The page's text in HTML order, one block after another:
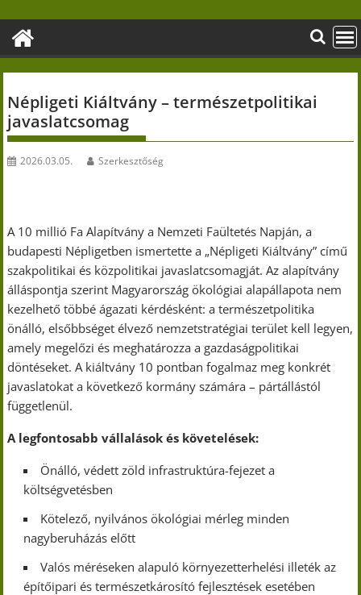
content
Népligeti Kiáltvány – természetpolitikai
javaslatcsomag
2026.03.05. Szerkesztőség
A 10 millió Fa Alapítvány a Nemzeti Faültetés Napján, a
budapesti Népligetben ismertette a „Népligeti Kiáltvány” című
szakpolitikai és közpolitikai javaslatcsomagját. Az alapítvány
álláspontja szerint Magyarország ökológiai alapállapota nem
kezelhető többé ágazati kérdésként: a természetpolitika
önálló, elsőbbséget élvező nemzetstratégiai terület kell legyen,
amely megelőzi és meghatározza a gazdaságpolitikai
döntéseket. A kiáltvány 10 pontban fogalmaz meg konkrét
javaslatokat a következő kormány számára – pártállástól
függetlenül.
A legfontosabb vállalások és követelések:
Önálló, védett zöld infrastruktúra-fejezet a
költségvetésben
Kötelező, nyilvános ökológiai mérleg minden
nagyberuházás előtt
Valós méréseken alapuló környezetterhelési illeték az
építőipari és természetkárosító fejlesztések esetében